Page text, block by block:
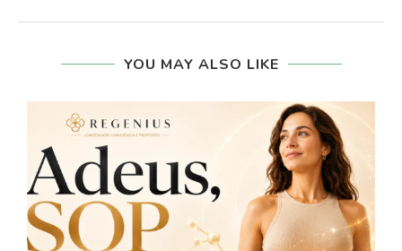
YOU MAY ALSO LIKE